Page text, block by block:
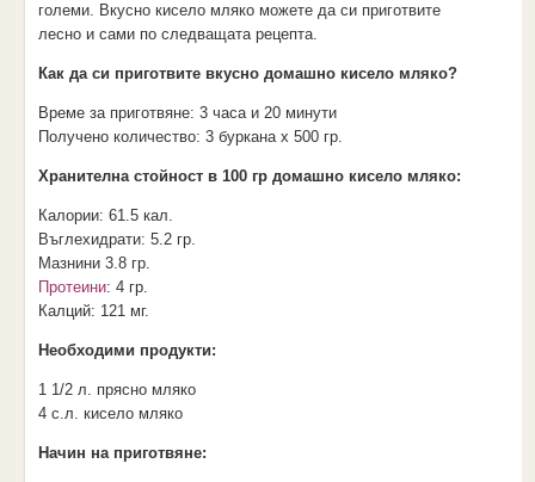
големи. Вкусно кисело мляко можете да си приготвите
лесно и сами по следващата рецепта.
Как да си приготвите вкусно домашно кисело мляко?
Време за приготвяне: 3 часа и 20 минути
Получено количество: 3 буркана х 500 гр.
Хранителна стойност в 100 гр домашно кисело мляко:
Калории: 61.5кал.
Въглехидрати: 5.2 гр.
Мазнини 3.8 гр.
Протеини: 4 гр.
Калций: 121 мг.
Необходими продукти:
1 1/2 л. прясно мляко
4 с.л. кисело мляко
Начин на приготвяне: